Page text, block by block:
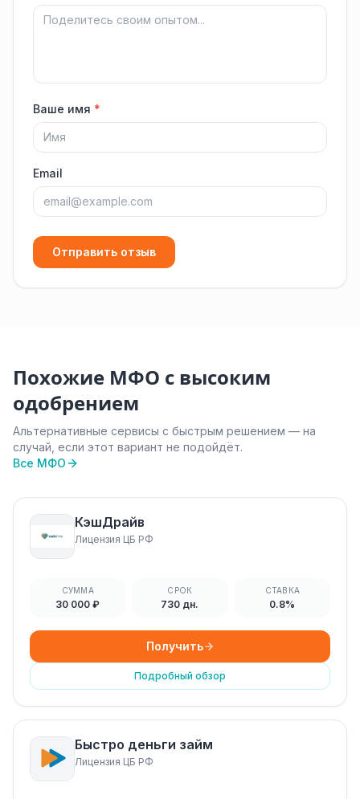
Ваше имя *
Email
Отправить отзыв
Похожие МФО с высоким
одобрением
Альтернативные сервисы с быстрым решением — на
случай, если этот вариант не подойдёт.
Все МФО
КэшДрайв
Лицензия ЦБ РФ
СУММА
30 000 ₽
СРОК
730 дн.
СТАВКА
0.8%
Получить
Подробный обзор
Быстро деньги займ
Лицензия ЦБ РФ